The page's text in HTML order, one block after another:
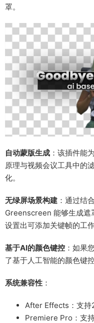
罩。
自动蒙版生成 ：该插件能
原理与视频会议工具中的
化。
无绿屏场景构建 ：通过结
Greenscreen 能够生成遮
设置出可添加关键帧的工作
基于AI的颜色键控 ：如果
了基于人工智能的颜色键控
系统兼容性 ：
After Effects：支
Premiere Pro：支